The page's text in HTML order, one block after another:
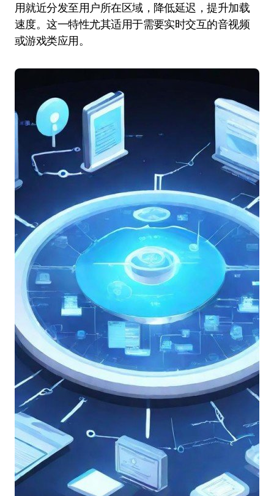
用就近分发至用户所在区域，降低延迟，提升加载
速度。这一特性尤其适用于需要实时交互的音视频
或游戏类应用。